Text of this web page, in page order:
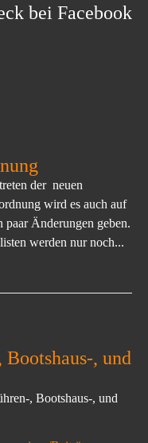
bei Facebook
der neuen
wird es auch auf
paar Änderungen geben.
werden nur noch...
Bootshaus-, und
, Bootshaus-, und